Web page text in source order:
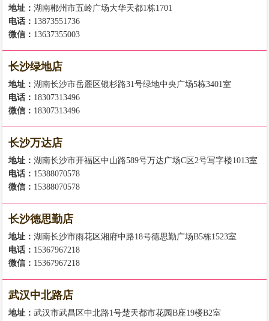
地址：湖南郴州市五岭广场大华天都1栋1701
电话： 13873551736
微信： 13637355003
长沙绿地店
地址：湖南长沙市岳麓区银杉路31号绿地中央广场5栋3401室
电话： 18307313496
微信： 18307313496
长沙万达店
地址：湖南长沙市开福区中山路589号万达广场C区2号写字楼1013室
电话： 15388070578
微信： 15388070578
长沙德思勤店
地址：湖南长沙市雨花区湘府中路18号德思勤广场B5栋1523室
电话： 15367967218
微信： 15367967218
武汉中北路店
地址：武汉市武昌区中北路1号楚天都市花园B座19楼B2室